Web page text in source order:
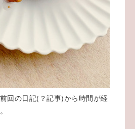
回の日記(？記事)から時間が経